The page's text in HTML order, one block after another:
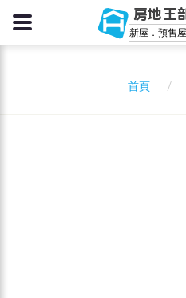
房地王
新屋．預售
首頁